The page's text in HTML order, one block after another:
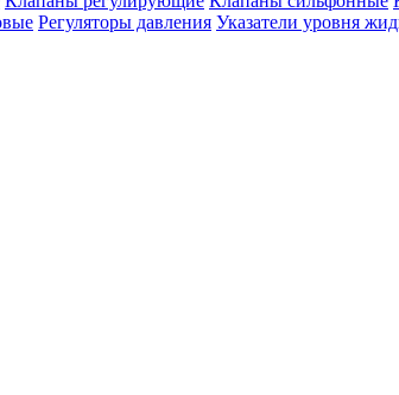
Регуляторы давления Указатели уровня